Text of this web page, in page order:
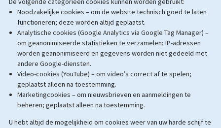
Noodzakelijke cookies – om de website technisch goed te laten
functioneren; deze worden altijd geplaatst.
Analytische cookies (Google Analytics via Google Tag Manager) –
om geanonimiseerde statistieken te verzamelen; IP-adressen
worden geanonimiseerd en gegevens worden niet gedeeld met
andere Google-diensten.
Video-cookies (YouTube) – om video’s correct af te spelen;
geplaatst alleen na toestemming.
Marketingcookies – om nieuwsbrieven en aanmeldingen te
beheren; geplaatst alleen na toestemming.
U hebt altijd de mogelijkheid om cookies weer van uw harde schijf te